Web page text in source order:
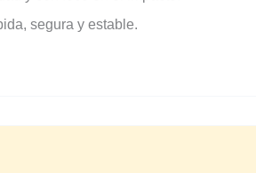
segura y estable.